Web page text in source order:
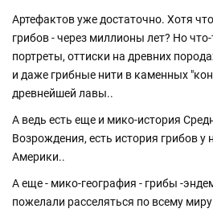
Артефактов уже достаточно. Хотя
грибов - через миллионы лет? Но
портреты, оттиски на древних
и даже грибные нити в каменных
древнейшей лавы..
А ведь есть еще и мико-история
Возрождения, есть история грибов у
Америки..
А еще - мико-география - грибы -
пожелали расселяться по всему